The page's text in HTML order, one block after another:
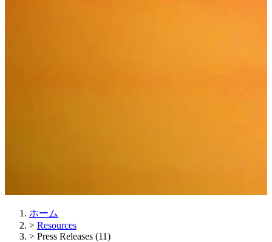
ホーム
> Resources
> Press Releases (11)